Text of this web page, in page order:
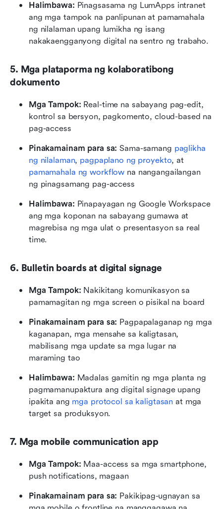
Halimbawa: Pinagsasama ng LumApps intranet
ang mga tampok na panlipunan at pamamahala
ng nilalaman upang lumikha ng isang
nakakaengganyong digital na sentro ng trabaho.
5. Mga plataporma ng kolaboratibong
dokumento
Mga Tampok: Real-time na sabayang pag-edit,
kontrol sa bersyon, pagkomento, cloud-based na
pag-access
Pinakamainam para sa: Sama-samang paglikha
ng nilalaman, pagpaplano ng proyekto
, at
pamamahala ng workflow na nangangailangan
ng pinagsamang pag-access
Halimbawa: Pinapayagan ng Google Workspace
ang mga koponan na sabayang gumawa at
magrebisa ng mga ulat o presentasyon sa real
time.
6. Bulletin boards at digital signage
Mga Tampok: Nakikitang komunikasyon sa
pamamagitan ng mga screen o pisikal na board
Pinakamainam para sa: Pagpapalaganap ng mga
kaganapan, mga mensahe sa kaligtasan,
mabilisang mga update sa mga lugar na
maraming tao
Halimbawa: Madalas gamitin ng mga planta ng
pagmamanupaktura ang digital signage upang
ipakita ang mga protocol sa kaligtasan at mga
target sa produksyon.
7. Mga mobile communication app
Mga Tampok: Maa-access sa mga smartphone,
push notifications, magaan
Pinakamainam para sa: Pakikipag-ugnayan sa